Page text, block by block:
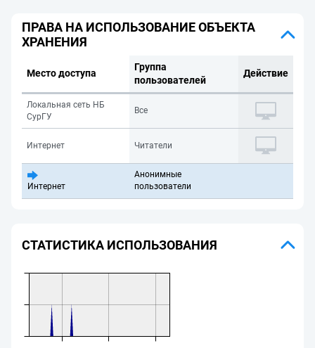
ПРАВА НА ИСПОЛЬЗОВАНИЕ ОБЪЕКТА
ХРАНЕНИЯ
Место доступа
Группа
пользователей
Действие
Локальная сеть НБ
СурГУ
Все
Интернет Читатели
Интернет
Анонимные
пользователи
СТАТИСТИКА ИСПОЛЬЗОВАНИЯ